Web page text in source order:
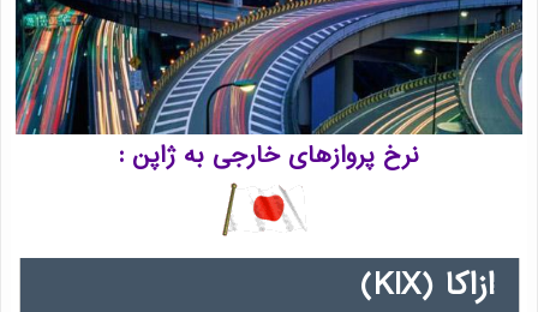
نرخ پروازهای خارجی به ژاپن
ازاکا (KIX)